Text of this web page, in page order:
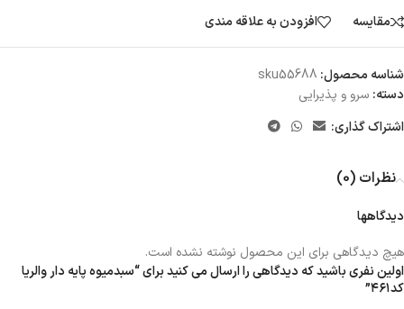
مقایسه
افزودن به علاقه مندی
شناسه محصول: sku55688
دسته: سرو و پذیرایی
اشتراک گذاری:
نظرات (0)
دیدگاهها
هیچ دیدگاهی برای این محصول نوشته نشده است.
اولین نفری باشید که دیدگاهی را ارسال می کنید برای “سبدمیوه پایه دار والریا
کد۴۶۱”